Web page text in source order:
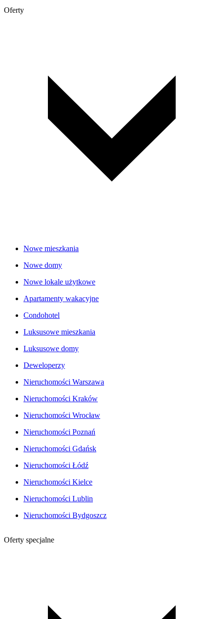
Oferty
Nowe mieszkania
Nowe domy
Nowe lokale użytkowe
Apartamenty wakacyjne
Condohotel
Luksusowe mieszkania
Luksusowe domy
Deweloperzy
Nieruchomości Warszawa
Nieruchomości Kraków
Nieruchomości Wrocław
Nieruchomości Poznań
Nieruchomości Gdańsk
Nieruchomości Łódź
Nieruchomości Kielce
Nieruchomości Lublin
Nieruchomości Bydgoszcz
Oferty specjalne